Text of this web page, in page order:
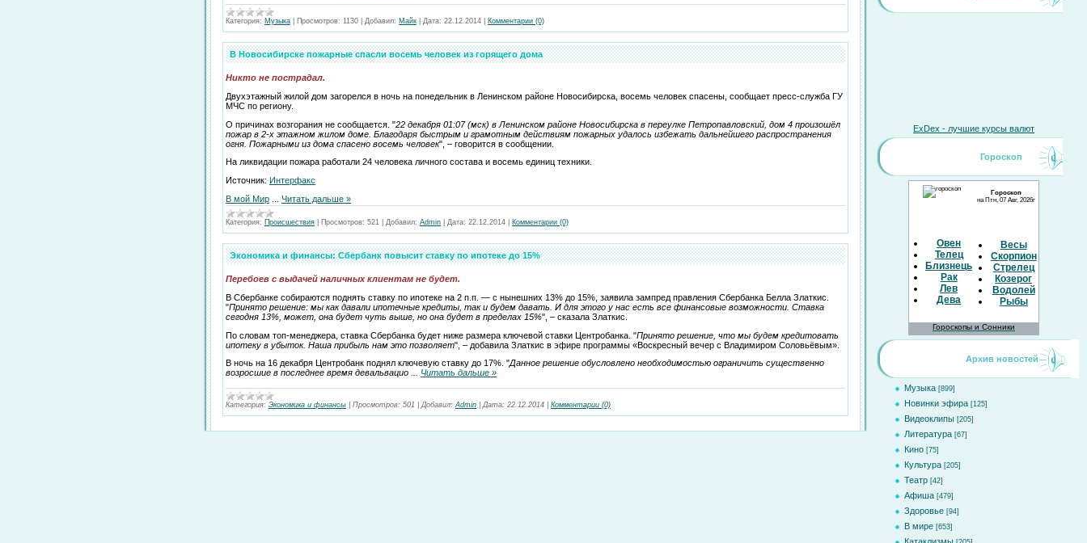
Категория: Музыка Просмотров: 1130 Добавил: Майк Дата: 22.12.2014 Комментарии (0)
В Новосибирске пожарные спасли восемь человек из горящего дома
Никто не пострадал.
Двухэтажный жилой дом загорелся в ночь на понедельник в Ленинском районе Новосибирска, восемь человек спасены, сообщает пресс-служба ГУ
МЧС по региону.
О причинах возгорания не сообщается. "22 декабря 01:07 (мск) в Ленинском районе Новосибирска в переулке Петропавловский, дом 4 произошёл
пожар в 2-х этажном жилом доме. Благодаря быстрым и грамотным действиям пожарных удалось избежать дальнейшего распространения
огня. Пожарными из дома спасено восемь человек", – говорится в сообщении.
На ликвидации пожара работали 24 человека личного состава и восемь единиц техники.
Источник: Интерфакс
В мой Мир
Читать дальше »
Категория: Происшествия Просмотров: 521 Добавил: Admin Дата: 22.12.2014 Комментарии (0)
Экономика и финансы: Сбербанк повысит ставку по ипотеке до 15%
Перебоев с выдачей наличных клиентам не будет.
В Сбербанке собираются поднять ставку по ипотеке на 2 п.п. — с нынешних 13% до 15%, заявила зампред правления Сбербанка Белла Златкис.
"Принято решение: мы как давали ипотечные кредиты, так и будем давать. И для этого у нас есть все финансовые возможности. Ставка
сегодня 13%, может, она будет чуть выше, но она будет в пределах 15%", – сказала Златкис.
По словам топ-менеджера, ставка Сбербанка будет ниже размера ключевой ставки Центробанка. "Принято решение, что мы будем кредитовать
ипотеку в убыток. Наша прибыль нам это позволяет", – добавила Златкис в эфире программы «Воскресный вечер с Владимиром Соловьёвым».
В ночь на 16 декабря Центробанк поднял ключевую ставку до 17%. "Данное решение обусловлено необходимостью ограничить существенно
возросшие в последнее время девальвацио
Читать дальше »
Категория: Экономика и финансы Просмотров: 501 Добавил: Admin Дата: 22.12.2014 Комментарии (0)
ExDex - лучшие курсы валют
Гороскоп
Гороскоп
на Птн, 07 Авг, 2026г
Овен
Телец
Близнецы
Рак
Лев
Дева
Весы
Скорпион
Стрелец
Козерог
Водолей
Рыбы
Гороскопы и Сонники
Архив новостей
Музыка [899]
Новинки эфира [125]
Видеоклипы [205]
Литература [67]
Кино [75]
Культура [205]
Театр [42]
Афиша [479]
Здоровье [94]
В мире [653]